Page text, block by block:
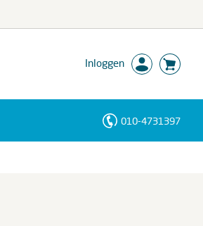
Inloggen
010-4731397